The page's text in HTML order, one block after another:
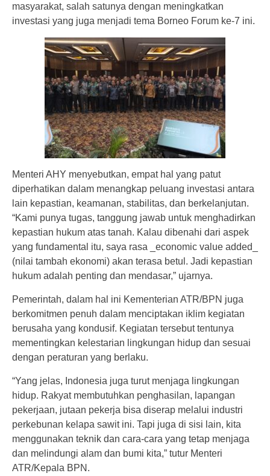
masyarakat, salah satunya dengan meningkatkan
investasi yang juga menjadi tema Borneo Forum ke-7 ini.
Menteri AHY menyebutkan, empat hal yang patut
diperhatikan dalam menangkap peluang investasi antara
lain kepastian, keamanan, stabilitas, dan berkelanjutan.
“Kami punya tugas, tanggung jawab untuk menghadirkan
kepastian hukum atas tanah. Kalau dibenahi dari aspek
yang fundamental itu, saya rasa _economic value added_
(nilai tambah ekonomi) akan terasa betul. Jadi kepastian
hukum adalah penting dan mendasar,” ujarnya.
Pemerintah, dalam hal ini Kementerian ATR/BPN juga
berkomitmen penuh dalam menciptakan iklim kegiatan
berusaha yang kondusif. Kegiatan tersebut tentunya
mementingkan kelestarian lingkungan hidup dan sesuai
dengan peraturan yang berlaku.
“Yang jelas, Indonesia juga turut menjaga lingkungan
hidup. Rakyat membutuhkan penghasilan, lapangan
pekerjaan, jutaan pekerja bisa diserap melalui industri
perkebunan kelapa sawit ini. Tapi juga di sisi lain, kita
menggunakan teknik dan cara-cara yang tetap menjaga
dan melindungi alam dan bumi kita,” tutur Menteri
ATR/Kepala BPN.